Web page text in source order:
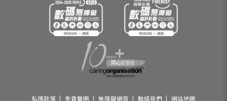
私隱政策 免責聲明 無障礙網頁 聯絡我們 網站地圖